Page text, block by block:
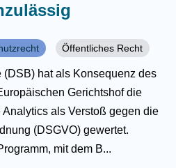
Öffentliches Recht
(DSB) hat als Konsequenz des
Gerichtshof die
als Verstoß gegen die
(DSGVO) gewertet.
mit dem B...